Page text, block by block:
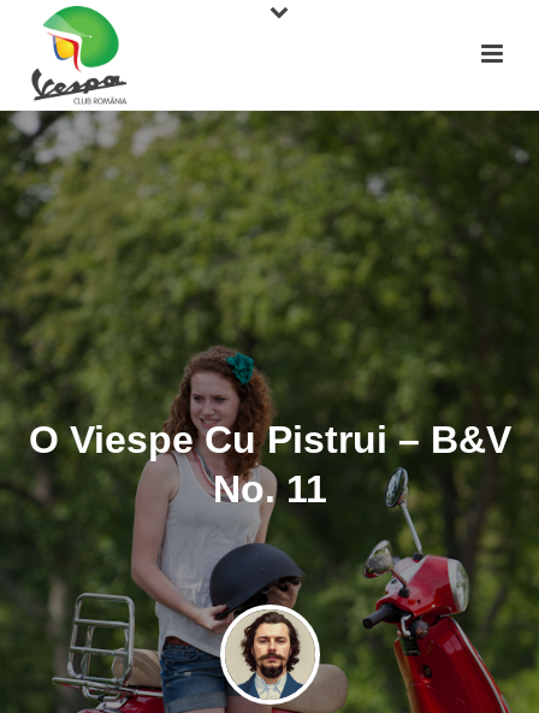
O Viespe Cu Pistrui – B&V
No. 11